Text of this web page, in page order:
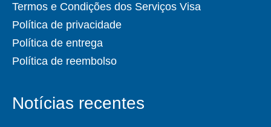
Termos e Condições dos Serviços Visa
Política de privacidade
Política de entrega
Política de reembolso
Notícias recentes